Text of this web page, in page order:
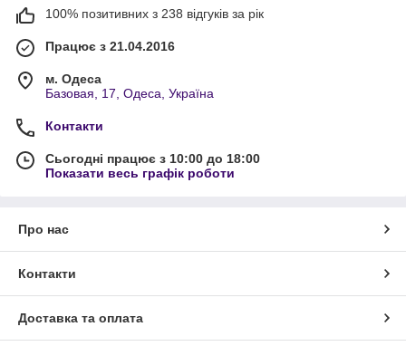
100% позитивних з 238 відгуків за рік
Працює з 21.04.2016
м. Одеса
Базовая, 17, Одеса, Україна
Контакти
Сьогодні працює з 10:00 до 18:00
Показати весь графік роботи
Про нас
Контакти
Доставка та оплата